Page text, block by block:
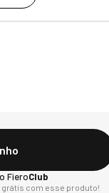
FieroClub
grátis com esse produto!